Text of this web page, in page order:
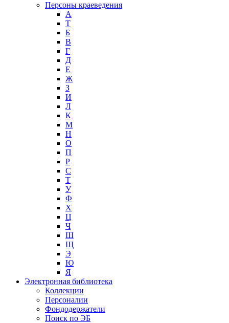
Персоны краеведения
А
T
Б
В
Г
Д
Е
Ж
З
И
Л
К
М
Н
О
П
Р
С
Т
У
Ф
Х
Ц
Ч
Ш
Щ
Э
Ю
Я
Электронная библиотека
Коллекции
Персоналии
Фондодержатели
Поиск по ЭБ